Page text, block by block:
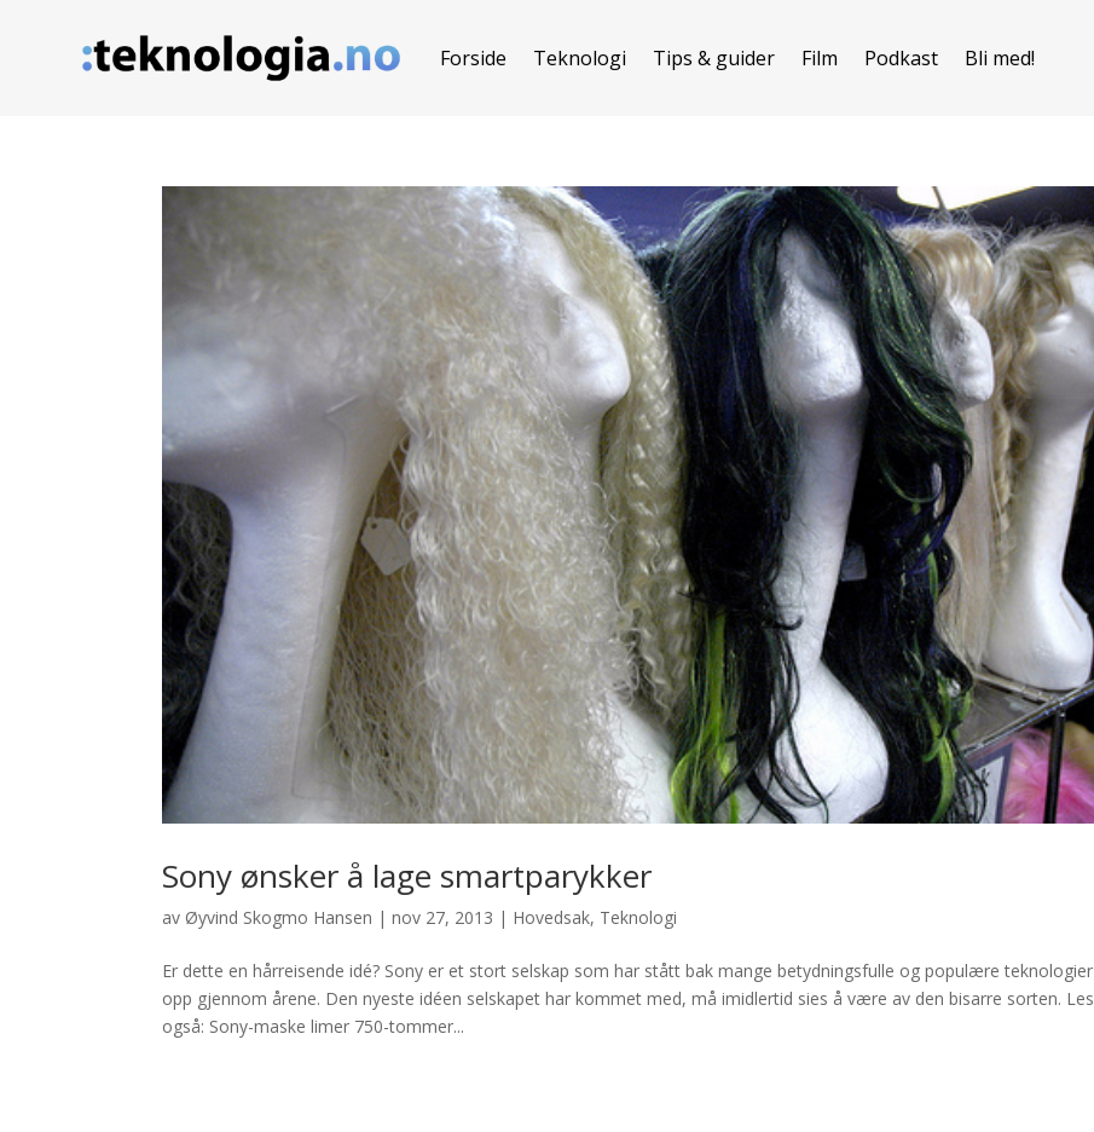
Forside Teknologi Tips & guider Film Podkast Bli med!
Sony ønsker å lage smartparykker
av Øyvind Skogmo Hansen |nov 27, 2013 | Hovedsak, Teknologi
Er dette en hårreisende idé? Sony er et stort selskap som har stått bak mange betydningsfulle og populære teknologier
opp gjennom årene. Den nyeste idéen selskapet har kommet med, må imidlertid sies å være av den bisarre sorten. Les
også: Sony-maske limer 750-tommer...